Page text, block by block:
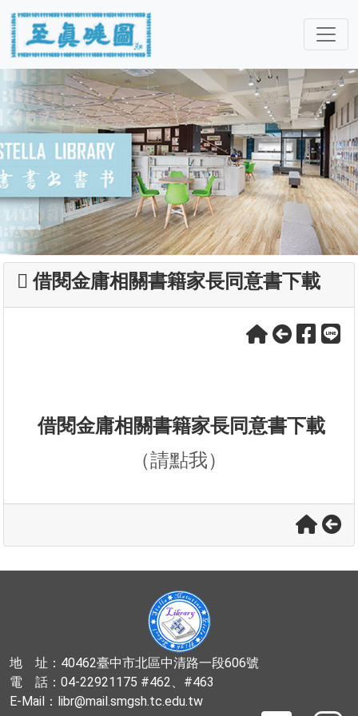
借閱金庸相關書籍家長同意書下載
借閱金庸相關書籍家長同意書下載
（請點我）
地 址：40462臺中市北區中清路一段606號
電 話：04-22921175 #462、#463
E-Mail：libr@mail.smgsh.tc.edu.tw